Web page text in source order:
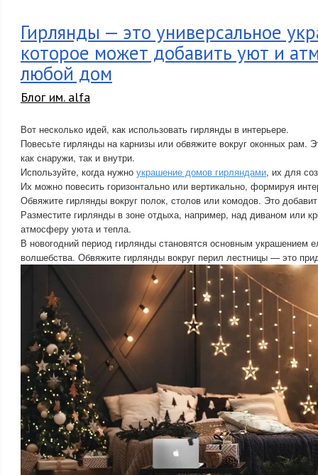
Гирлянды — это универсальное
которое может добавить уют и
любой дом
Блог им. alfa
Вот несколько идей, как использовать гирлянды в интерьере.
Повесьте гирлянды на карнизы или обвяжите вокруг оконных рам.
как снаружи, так и внутри.
Используйте, когда нужно украшение домов гирляндами, их для
Их можно повесить горизонтально или вертикально, формируя
Обвяжите гирлянды вокруг полок, столов или комодов. Это
Разместите гирлянды в зоне отдыха, например, над диваном или
атмосферу уюта и тепла.
В новогодний период гирлянды становятся основным украшением
волшебства. Обвяжите гирлянды вокруг перил лестницы — это